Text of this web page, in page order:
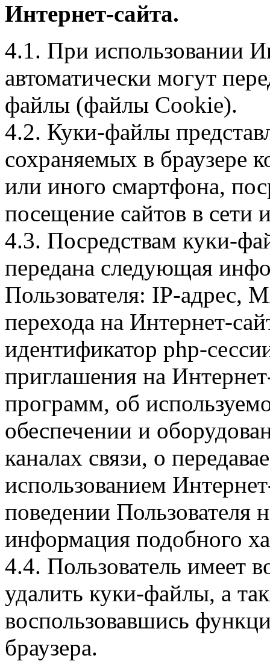
Интернет-сайта.
4.1. При использовании
автоматически могут
файлы (файлы Cookie).
4.2. Куки-файлы
сохраняемых в браузере
или иного смартфона,
посещение сайтов в сети
4.3. Посредствам куки-
передана следующая
Пользователя: IP-адрес,
перехода на Интернет-
идентификатор php-
приглашения на
программ, об
обеспечении и
каналах связи, о
использованием
поведении Пользователя
информация подобного
4.4. Пользователь имеет
удалить куки-файлы, а
воспользовавшись
браузера.